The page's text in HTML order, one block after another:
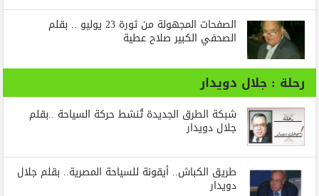
الصفحات المجهولة من ثورة 23 يوليو .. بقلم
الصحفي الكبير صلاح عطية
رحلة : جلال دويدار
شبكة الطرق الجديدة تُنشط حركة السياحة ..بقلم
جلال دويدار
طريق الكباش.. أيقونة للسياحة المصرية.. بقلم جلال
دويدار